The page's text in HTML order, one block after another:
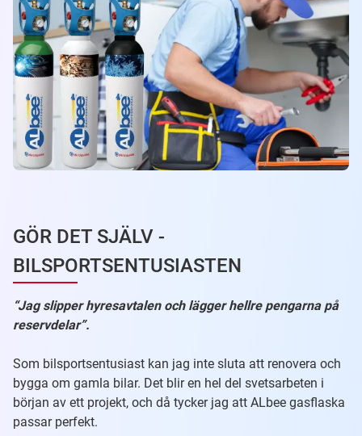
GÖR DET SJÄLV -
BILSPORTSENTUSIASTEN
“Jag slipper hyresavtalen och lägger hellre pengarna på
reservdelar”.
Som bilsportsentusiast kan jag inte sluta att renovera och
bygga om gamla bilar. Det blir en hel del svetsarbeten i
början av ett projekt, och då tycker jag att ALbee gasflaska
passar perfekt.